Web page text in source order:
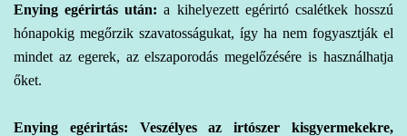
Enying egérirtás után: a kihelyezett egérirtó csalétkek hosszú
hónapokig megőrzik szavatosságukat, így ha nem fogyasztják el
mindet az egerek, az elszaporodás megelőzésére is használhatja
őket.
Enying egérirtás: Veszélyes az irtószer kisgyermekekre,